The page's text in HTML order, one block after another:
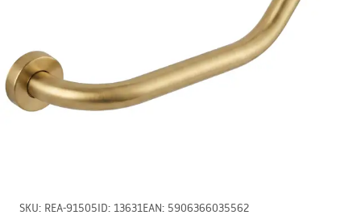
SKU: REA-91505ID: 13631EAN: 5906366035562